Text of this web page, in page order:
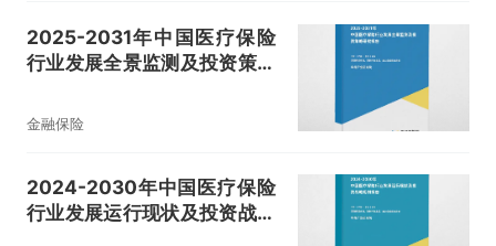
2025-2031年中国医疗保险
行业发展全景监测及投资策略
金融保险
2024-2030年中国医疗保险
行业发展运行现状及投资战略